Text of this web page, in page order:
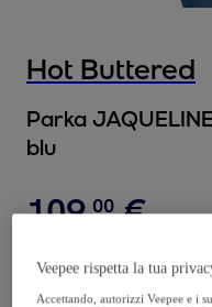
Hot Buttered
Parka
blu
109,00 €
319, €
65%
Veepee rispetta la tua
Accettando, autorizzi Veepee e i